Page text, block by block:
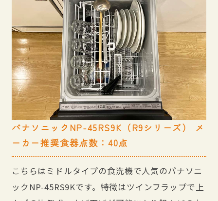
パナソニックNP-45RS9K（R9シリーズ） メ
ーカー推奨食器点数：40点
こちらはミドルタイプの食洗機で人気のパナソニ
ックNP-45RS9Kです。特徴はツインフラップで上